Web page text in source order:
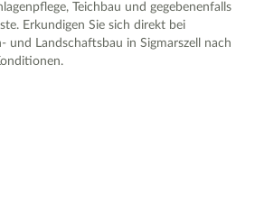
Teichbau und gegebenenfalls
Erkundigen Sie sich direkt bei
und Landschaftsbau in Sigmarszell nach